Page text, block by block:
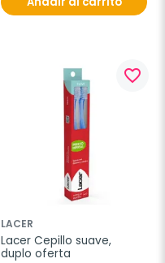
favorite_border
LACER
Lacer Cepillo suave,
duplo oferta